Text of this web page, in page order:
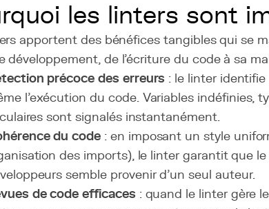
les linters sont
apportent des bénéfices tangibles qui se
développement, de l'écriture du code à sa
précoce des erreurs : le linter
l'exécution du code. Variables indéfinies,
sont signalés instantanément.
du code : en imposant un style
des imports), le linter garantit que
semble provenir d'un seul auteur.
de code efficaces : quand le linter gère